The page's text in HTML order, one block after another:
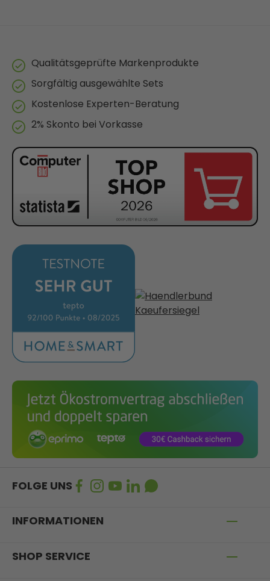
Qualitätsgeprüfte Markenprodukte
Sorgfältig ausgewählte Sets
Kostenlose Experten-Beratung
2% Skonto bei Vorkasse
FOLGE UNS
INFORMATIONEN
SHOP SERVICE